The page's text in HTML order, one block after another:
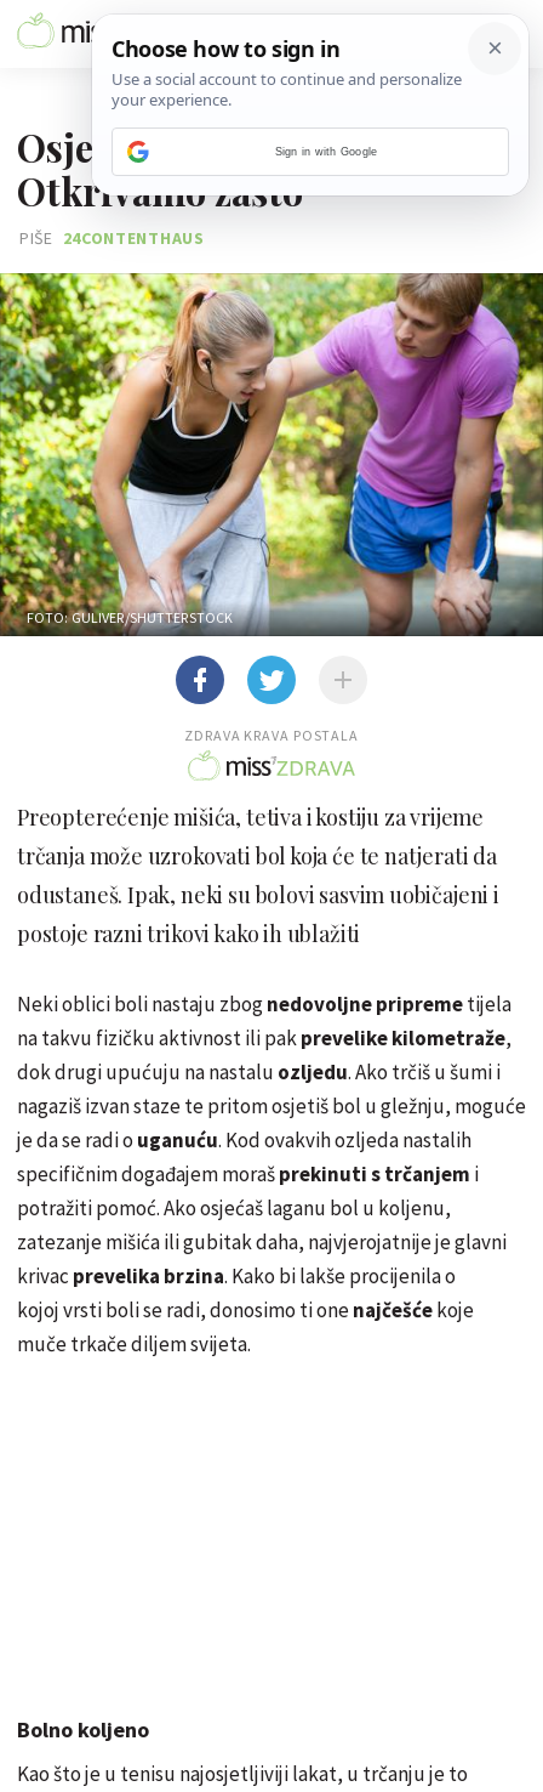
Osjećaš bol prilikom trčanja?
Otkrivamo zašto
PIŠE 24CONTENTHAUS
FOTO: GULIVER/SHUTTERSTOCK
ZDRAVA KRAVA POSTALA
Preopterećenje mišića, tetiva i kostiju za vrijeme
trčanja može uzrokovati bol koja će te natjerati da
odustaneš. Ipak, neki su bolovi sasvim uobičajeni i
postoje razni trikovi kako ih ublažiti
Neki oblici boli nastaju zbognedovoljne pripremetijela
na takvu fizičku aktivnost ili pakprevelike kilometraže,
dok drugi upućuju na nastalu ozljedu. Ako trčiš u šumi i
nagaziš izvan staze te pritom osjetiš bol u gležnju, moguće
je da se radi o uganuću. Kod ovakvih ozljeda nastalih
specifičnim događajem morašprekinuti s trčanjem i
potražiti pomoć. Ako osjećaš laganu bol u koljenu,
zatezanje mišića ili gubitak daha, najvjerojatnije je glavni
krivac prevelika brzina. Kako bi lakše procijenila o
kojoj vrsti boli se radi, donosimo ti onenajčešćekoje
muče trkače diljem svijeta.
Bolno koljeno
Kao što je u tenisu najosjetljiviji lakat, u trčanju je to
Sign in with Google